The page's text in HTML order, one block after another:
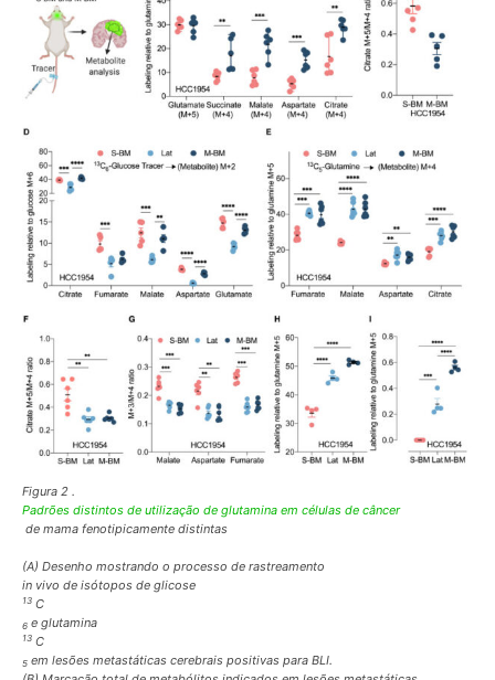
Figura 2 .
Padrões distintos de utilização de glutamina em células de câncer
de mama fenotipicamente distintas
(A) Desenho mostrando o processo de rastreamento
in vivo de isótopos de glicose
13 C
6 e glutamina
13 C
5 em lesões metastáticas cerebrais positivas para BLI.